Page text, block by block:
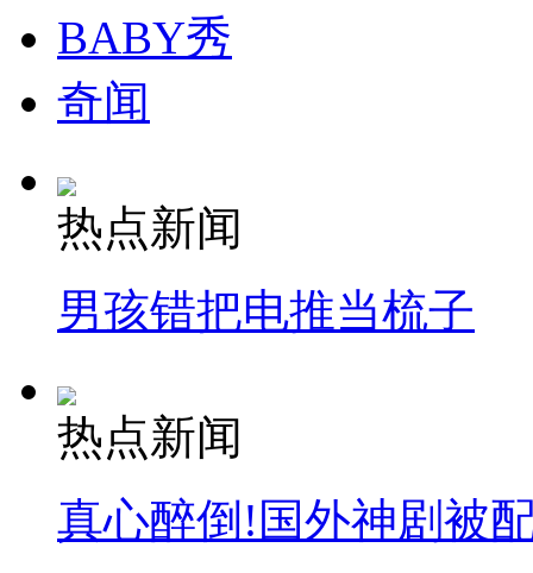
司机酒驾遇交警 急速倒车逃窜
BABY秀
奇闻
热点新闻
男孩错把电推当梳子
热点新闻
真心醉倒!国外神剧被